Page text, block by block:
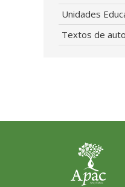
Unidades
Textos de